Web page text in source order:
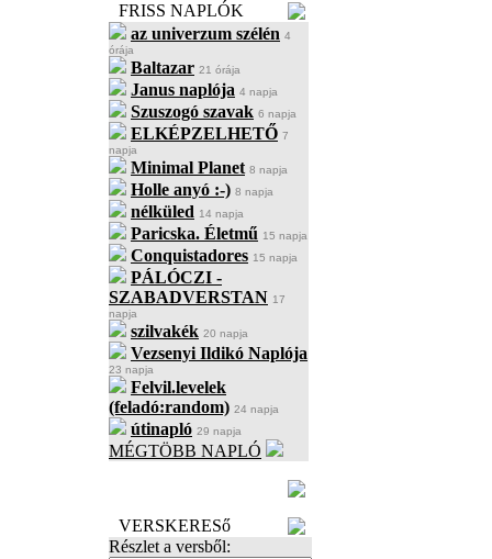
FRISS NAPLÓK
az univerzum szélén 4
órája
Baltazar 21 órája
Janus naplója 4 napja
Szuszogó szavak 6 napja
ELKÉPZELHETŐ 7
napja
Minimal Planet 8 napja
Holle anyó :-) 8 napja
nélküled 14 napja
Paricska. Életmű 15 napja
Conquistadores 15 napja
PÁLÓCZI -
SZABADVERSTAN 17
napja
szilvakék 20 napja
Vezsenyi Ildikó Naplója
23 napja
Felvil.levelek
(feladó:random) 24 napja
útinapló 29 napja
MÉGTÖBB NAPLÓ
VERSKERESő
Részlet a versből: